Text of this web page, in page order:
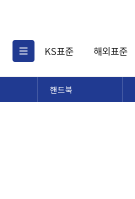
KS표준
KS표준검색
해외표준
해외표준검색
핸드북